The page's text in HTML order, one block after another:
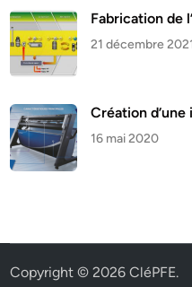
Fabrication de
21 décembre
Création
16 mai 2020
Copyright © 2026CléPFE.